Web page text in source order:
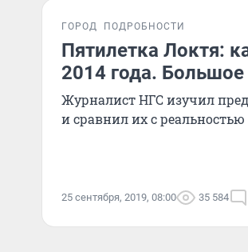
ГОРОД ПОДРОБНОСТИ
Пятилетка Локтя:
2014 года.
Журналист НГС изучил
и сравнил их с реальностью
25 сентября, 2019, 08:00 35 584